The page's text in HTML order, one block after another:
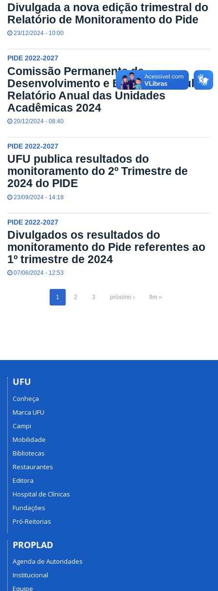
Divulgada a nova edição trimestral do
Relatório de Monitoramento do Pide
23/12/2024 - 10:00
PIDE 2022-2027
Comissão Permanente de
Desenvolvimento e Expansão divulga
Relatório Anual das Unidades
Acadêmicas 2024
20/12/2024 - 08:40
PIDE 2022-2027
UFU publica resultados do
monitoramento do 2º Trimestre de
2024 do PIDE
23/09/2024 - 14:18
PIDE 2022-2027
Divulgados os resultados do
monitoramento do Pide referentes ao
1º trimestre de 2024
07/06/2024 - 12:53
1 2 3 próximo › fim »
UFU
Conheça
Marca UFU
Campi
Mobilidade
Bibliotecas
Restaurantes
Editora
Hospital de Clínicas
Fundações
Pró-Reitorias
PROPLAD
Agenda de Autoridades
Institucional
Equipe